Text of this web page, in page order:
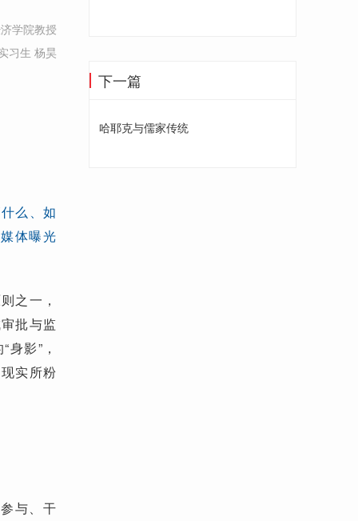
学院教授
习生 杨昊
么、如
体曝光
之一，
批与监
影”，
实所粉
与、干
下一篇
哈耶克与儒家传统